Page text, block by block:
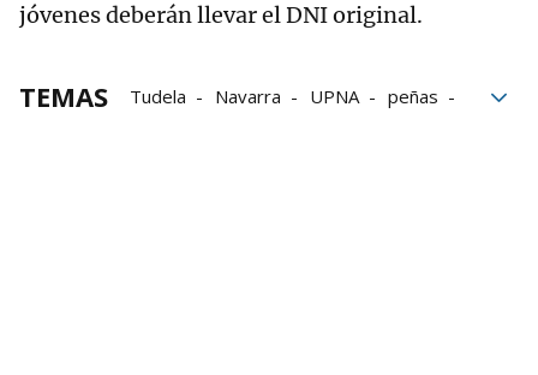
jóvenes deberán llevar el DNI original.
TEMAS Tudela Navarra UPNA
peñas